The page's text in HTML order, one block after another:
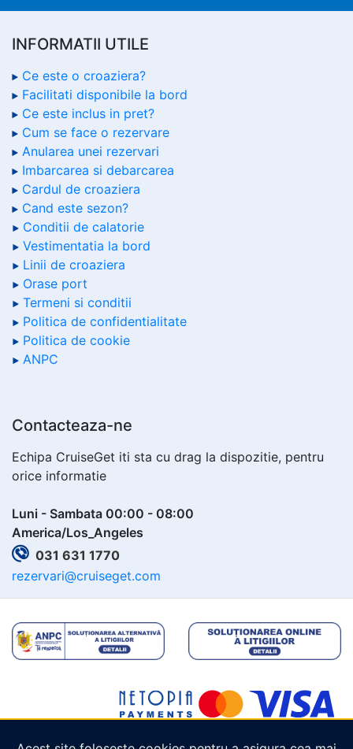
INFORMATII UTILE
Ce este o croaziera?
Facilitati disponibile la bord
Ce este inclus in pret?
Cum se face o rezervare
Anularea unei rezervari
Imbarcarea si debarcarea
Cardul de croaziera
Cand este sezon?
Conditii de calatorie
Vestimentatia la bord
Linii de croaziera
Orase port
Termeni si conditii
Politica de confidentialitate
Politica de cookie
ANPC
Contacteaza-ne
Echipa CruiseGet iti sta cu drag la dispozitie, pentru
orice informatie
Luni - Sambata 00:00 - 08:00
America/Los_Angeles
031 631 1770
rezervari@cruiseget.com